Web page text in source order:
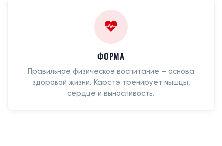
ФОРМА
Правильное физическое воспитание — основа
здоровой жизни. Каратэ тренирует мышцы,
сердце и выносливость.